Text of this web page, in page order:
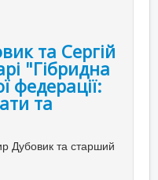
та Сергій
"Гібридна
федерації:
та
Дубовик та старший